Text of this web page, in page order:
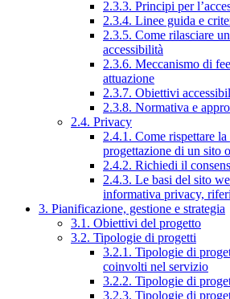
2.3.3. Principi per
2.3.4. Linee guida e
2.3.5. Come rilasciare
accessibilità
2.3.6. Meccanismo di
attuazione
2.3.7. Obiettivi
2.3.8. Normativa e
2.4. Privacy
2.4.1. Come rispettare
progettazione di un sito
2.4.2. Richiedi il
2.4.3. Le basi del sito
informativa privacy,
3. Pianificazione, gestione e strategia
3.1. Obiettivi del progetto
3.2. Tipologie di progetti
3.2.1. Tipologie di
coinvolti nel servizio
3.2.2. Tipologie di
3.2.3. Tipologie di